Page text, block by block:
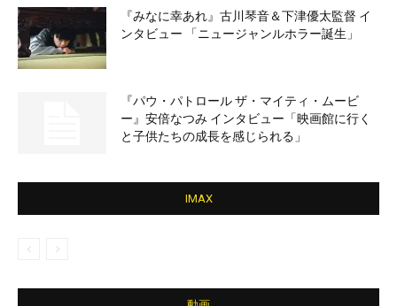
『みなに幸あれ』古川琴音＆下津優太監督 イ
ンタビュー 「ニュージャンルホラー誕生」
『パウ・パトロール ザ・マイティ・ムービ
ー』安倍なつみ インタビュー「映画館に行く
と子供たちの成長を感じられる」
IMAX